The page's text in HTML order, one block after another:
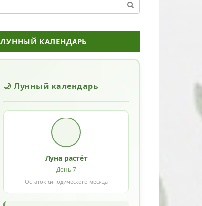
ЛУННЫЙ КАЛЕНДАРЬ
🌙 Лунный календарь
Луна растёт
День 7
Остаток синодического месяца